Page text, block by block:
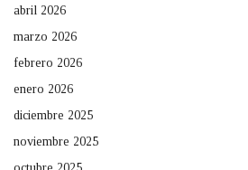
abril 2026
marzo 2026
febrero 2026
enero 2026
diciembre 2025
noviembre 2025